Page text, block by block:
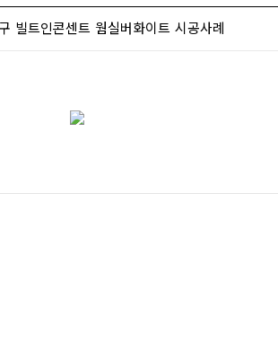
빌트인콘센트 웜실버화이트 시공사례